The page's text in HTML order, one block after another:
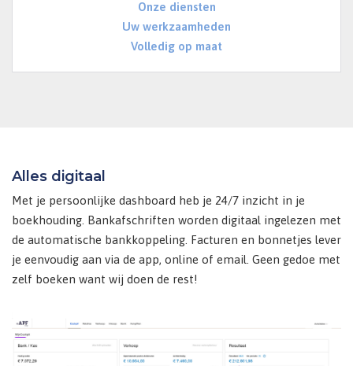
Onze diensten
Uw werkzaamheden
Volledig op maat
Alles digitaal
Met je persoonlijke dashboard heb je 24/7 inzicht in je
boekhouding. Bankafschriften worden digitaal ingelezen met
de automatische bankkoppeling. Facturen en bonnetjes lever
je eenvoudig aan via de app, online of email. Geen gedoe met
zelf boeken want wij doen de rest!